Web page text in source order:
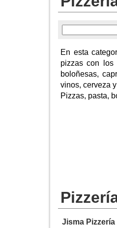
En esta
pizzas con los
boloñesas,
vinos, cerveza
Pizzas, pasta,
Jisma Pizzería